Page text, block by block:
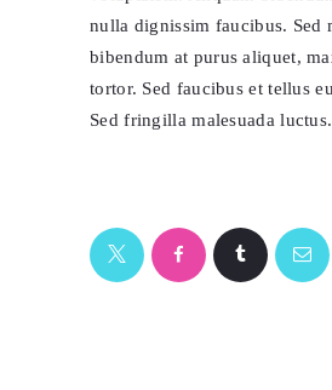
nulla dignissim faucibus. Sed
bibendum at purus aliquet,
tortor. Sed faucibus et tellus
Sed fringilla malesuada luctus.